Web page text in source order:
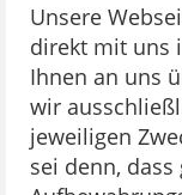
Unsere
direkt mit uns
Ihnen an uns
wir
jeweiligen
sei denn, dass